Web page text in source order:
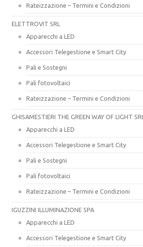
Rateizzazione – Termini e Condizioni
ELETTROVIT SRL
Apparecchi a LED
Accessori Telegestione e Smart City
Pali e Sostegni
Pali fotovoltaici
Rateizzazione – Termini e Condizioni
GHISAMESTIERI THE GREEN WAY OF LIGHT SRL
Apparecchi a LED
Accessori Telegestione e Smart City
Pali e Sostegni
Pali fotovoltaici
Rateizzazione – Termini e Condizioni
IGUZZINI ILLUMINAZIONE SPA
Apparecchi a LED
Accessori Telegestione e Smart City